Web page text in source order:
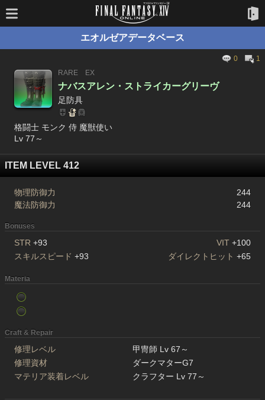
エオルゼアデータベース
0
1
RARE
EX
ナバスアレン・ストライカーグリーヴ
足防具
格闘士 モンク 侍 魔獣使い
Lv 77～
ITEM LEVEL 412
物理防御力
244
魔法防御力
244
Bonuses
STR +93 VIT +100
スキルスピード +93 ダイレクトヒット +65
Materia
Craft & Repair
修理レベル
甲冑師 Lv 67～
修理資材
ダークマターG7
マテリア装着レベル
クラフター Lv 77～